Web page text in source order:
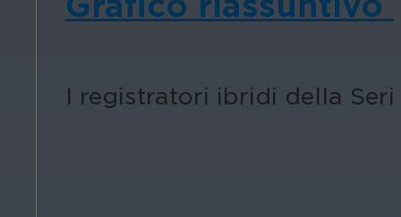
I registratori ibridi della